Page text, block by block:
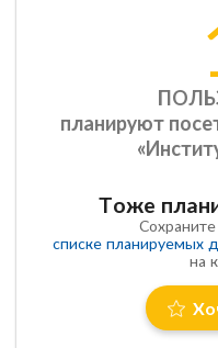
планируют
Тоже
списке планируемых
на